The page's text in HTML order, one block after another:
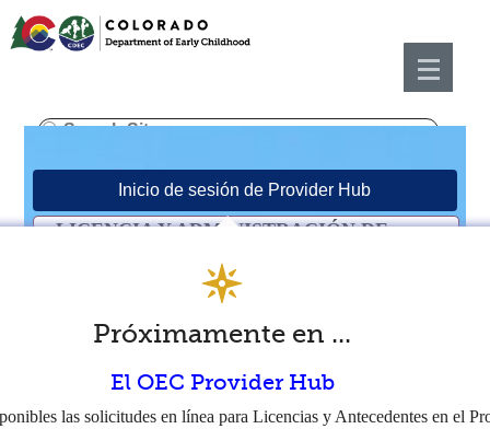
Próximamente en ...
El OEC Provider Hub
las solicitudes en línea para Licencias y Antecedentes en el
LICENCIA Y ADMINISTRACIÓN DE
DE CUIDADO INFANTIL